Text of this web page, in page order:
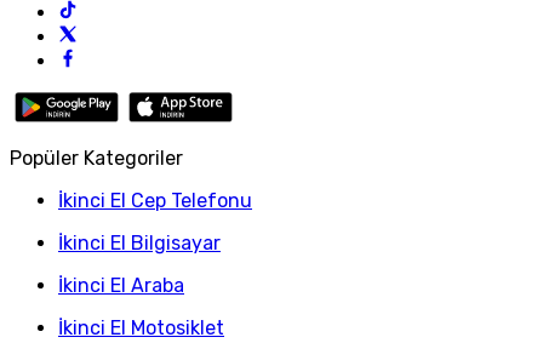
Popüler Kategoriler
İkinci El Cep Telefonu
İkinci El Bilgisayar
İkinci El Araba
İkinci El Motosiklet